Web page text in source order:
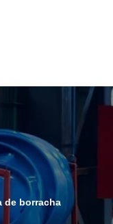
de borracha